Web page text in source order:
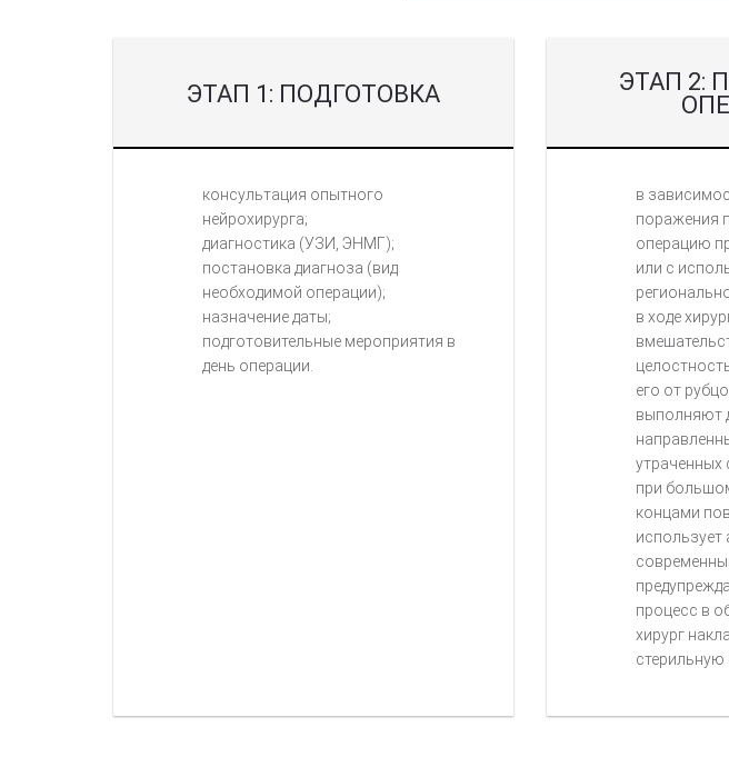
ЭТАП 1: ПОДГОТОВКА
консультация опытного
нейрохирурга;
диагностика (УЗИ, ЭНМГ);
постановка диагноза (вид
необходимой операции);
назначение даты;
подготовительные мероприятия в
день операции.
ЭТАП 2:
в
поражения
операцию
или с
в ходе
его от
выполняют
утраченных
при
концами
использует
процесс в
хирург
стерильную